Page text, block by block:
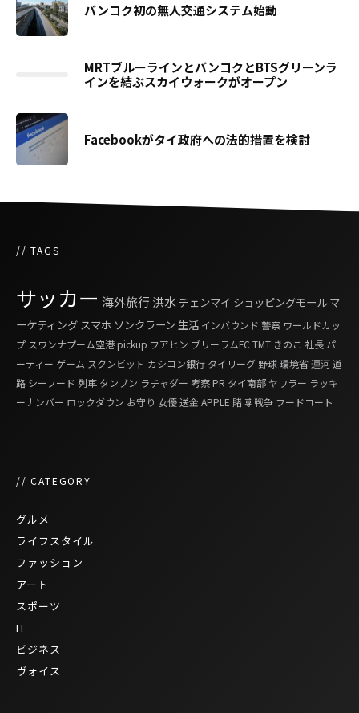
バンコク初の無人交通システム始動
MRTブルーラインとバンコクとBTSグリーンラ
インを結ぶスカイウォークがオープン
Facebookがタイ政府への法的措置を検討
// TAGS
サッカー 海外旅行 洪水チェンマイ ショッピングモール マ
ーケティング スマホ ソンクラーン生活 インバウンド 警察 ワールドカッ
プ スワンナプーム空港pickup フアヒン ブリーラムFC TMT きのこ 社長 パ
ーティー ゲーム スクンビット カシコン銀行 タイリーグ 野球環境省運河道
路 シーフード 列車 タンブン ラチャダー 考察PR タイ南部 ヤワラー ラッキ
ーナンバー ロックダウン お守り 女優送金 APPLE 賭博戦争 フードコート
// CATEGORY
グルメ
ライフスタイル
ファッション
アート
スポーツ
IT
ビジネス
ヴォイス